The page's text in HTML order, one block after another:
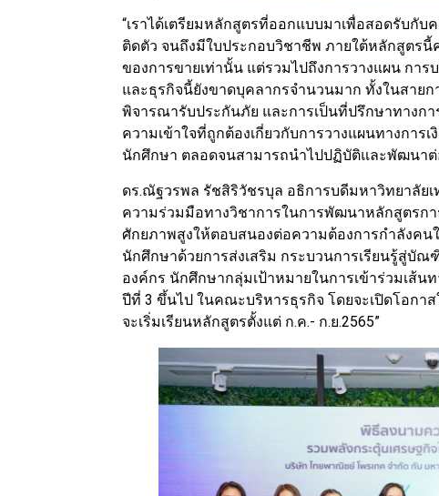
“เราได้เตรียมหลักสูตรที่ออกแบบมาเพื่อสอดรับ
ติดตัว จนถึงมีใบประกอบวิชาชีพ ภายใต้หลักสูตร
ของการขายเท่านั้น แต่รวมไปถึงการวางแผน กา
และธุรกิจนี้ยังขาดบุคลากรจำนวนมาก ทั้งในสาย
พิจารณารับประกันภัย และการเป็นที่ปรึกษาทางกา
ความเข้าใจที่ถูกต้องเกี่ยวกับการวางแผนทางกา
นักศึกษา ตลอดจนสามารถนำไปปฏิบัติและพัฒนา
ดร.ณัฐวรพล รัชสิริวัชรบุล อธิการบดีมหาวิทยาลัย
ความร่วมมือทางวิชาการในการพัฒนาหลักสูตรก
ศักยภาพสูงให้ตอบสนองต่อความต้องการกำลังค
นักศึกษาด้วยการส่งเสริม กระบวนการเรียนรู้สู่บั
องค์กร นักศึกษากลุ่มเป้าหมายในการเข้าร่วมเส้น
ปีที่ 3 ขึ้นไป ในคณะบริหารธุรกิจ โดยจะเปิดโอกา
จะเริ่มเรียนหลักสูตรตั้งแต่ ก.ค.- ก.ย.2565”